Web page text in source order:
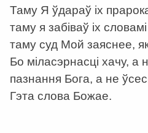
Таму Я ўдараў іх
таму я забіваў іх
таму суд Мой заяснее,
Бо міласэрнасці хачу, а
пазнання Бога, а не
Гэта слова Божае.